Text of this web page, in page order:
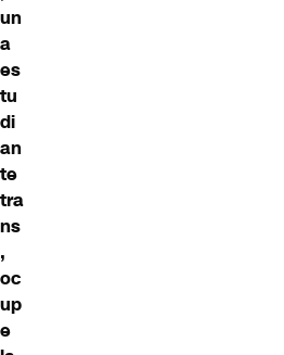
un
a
es
tu
di
an
te
tra
ns
,
oc
up
e